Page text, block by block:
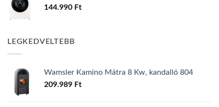
144.990 Ft
LEGKEDVELTEBB
Wamsler Kamino Mátra 8 Kw, kandalló 804
209.989 Ft